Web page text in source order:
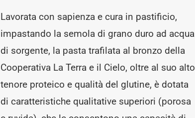
Lavorata con sapienza e cura in pastificio,
impastando la semola di grano duro ad acqua
di sorgente, la pasta trafilata al bronzo della
Cooperativa La Terra e il Cielo, oltre al suo alto
tenore proteico e qualità del glutine, è dotata
di caratteristiche qualitative superiori (porosa